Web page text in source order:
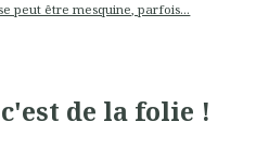
peut être mesquine, parfois...
de la folie !